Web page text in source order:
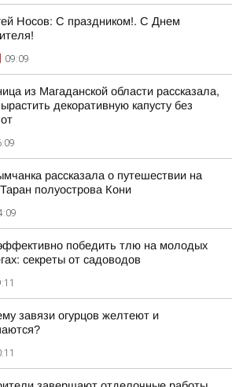
Носов: С праздником!. С Днем
09:09
из Магаданской области рассказала,
декоративную капусту без
рассказала о путешествии на
полуострова Кони
победить тлю на молодых
секреты от садоводов
завязи огурцов желтеют и